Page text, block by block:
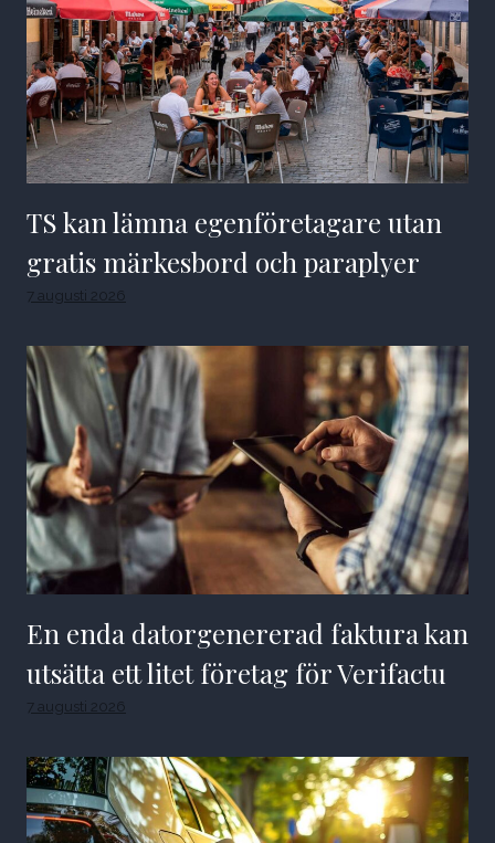
TS kan lämna egenföretagare utan
gratis märkesbord och paraplyer
7 augusti 2026
En enda datorgenererad faktura kan
utsätta ett litet företag för Verifactu
7 augusti 2026